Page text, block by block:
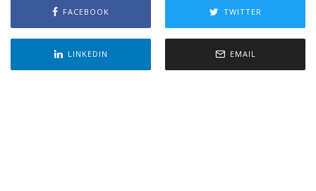
FACEBOOK TWITTER
LINKEDIN EMAIL